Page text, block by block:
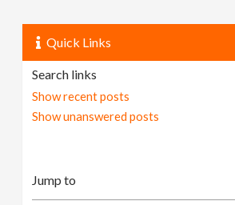
Quick Links
Search links
Show recent posts
Show unanswered posts